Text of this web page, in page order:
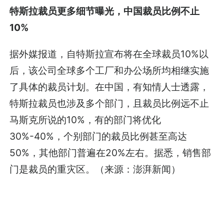
特斯拉裁员更多细节曝光，中国裁员比例不止
10%
据外媒报道，自特斯拉宣布将在全球裁员10%以
后，该公司全球多个工厂和办公场所均相继实施
了具体的裁员计划。在中国，有知情人士透露，
特斯拉裁员也涉及多个部门，且裁员比例远不止
马斯克所说的10%，有的部门将优化
30%-40%，个别部门的裁员比例甚至高达
50%，其他部门普遍在20%左右。据悉，销售部
门是裁员的重灾区。（来源：澎湃新闻）